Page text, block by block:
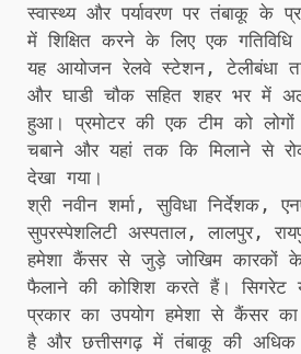
स्वास्थ्य और पर्यावरण पर तंबाकू के
में शिक्षित करने के लिए एक
यह आयोजन रेलवे स्टेशन, टेलीबंधा
और घाडी चौक सहित शहर भर में
हुआ। प्रमोटर की एक टीम को
चबाने और यहां तक कि मिलाने से
देखा गया।
श्री नवीन शर्मा, सुविधा निर्देशक,
सुपरस्पेशलिटी अस्पताल, लालपुर,
हमेशा कैंसर से जुड़े जोखिम कारकों
फैलाने की कोशिश करते हैं। सिगरेट
प्रकार का उपयोग हमेशा से कैंसर
है और छत्तीसगढ़ में तंबाकू की